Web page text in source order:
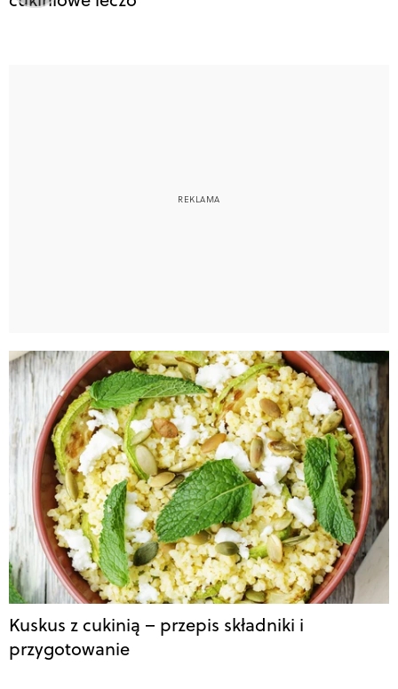
Kuskus z cukinią – przepis składniki i
przygotowanie